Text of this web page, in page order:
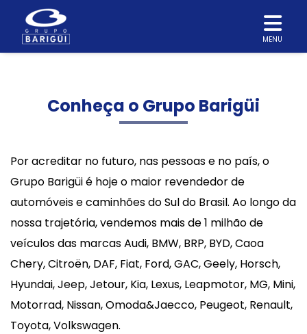
MENU
Conheça o Grupo Barigüi
Por acreditar no futuro, nas pessoas e no país, o
Grupo Barigüi é hoje o maior revendedor de
automóveis e caminhões do Sul do Brasil. Ao longo da
nossa trajetória, vendemos mais de 1 milhão de
veículos das marcas Audi, BMW, BRP, BYD, Caoa
Chery, Citroën, DAF, Fiat, Ford, GAC, Geely, Horsch,
Hyundai, Jeep, Jetour, Kia, Lexus, Leapmotor, MG, Mini,
Motorrad, Nissan, Omoda&Jaecco, Peugeot, Renault,
Toyota, Volkswagen.